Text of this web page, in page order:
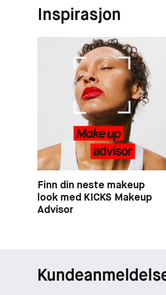
Inspirasjon
Finn din neste makeup
look med KICKS Makeup
Advisor